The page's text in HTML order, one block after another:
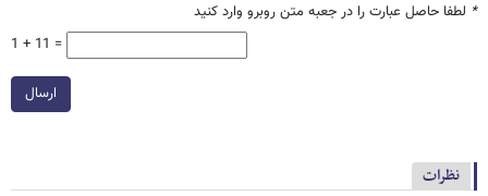
* لطفا حاصل عبارت را در جعبه متن روبرو وارد کنید
1 + 11 =
ارسال
نظرات